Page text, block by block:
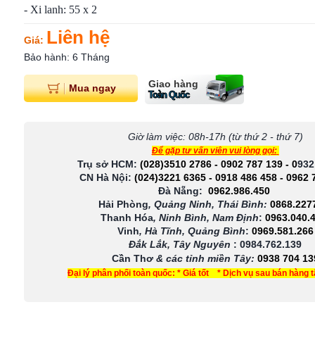
- Xi lanh: 55 x 2
Giá: Liên hệ
Bảo hành: 6 Tháng
Mua ngay Giao hàng
Toàn Quốc
Giờ làm việc: 08h-17h (từ thứ 2 - thứ 7)
Để gặp tư vấn viên vui lòng gọi:
Trụ sở HCM: (028)3510 2786 - 0902 787 139- 0
CN Hà Nội: (024)3221 6365 - 0918 486 458 - 0962
Đà Nẵng: 0962.986.450
Hải Phòng, Quảng Ninh, Thái Bình:
Thanh Hóa, Ninh Bình, Nam Định:
Vinh, Hà Tĩnh, Quảng Bình: 0969.581.266
Đắk Lắk, Tây Nguyên : 0984.762.139
Cần Thơ & các tỉnh miền Tây: 0938 704
Đại lý phân phối toàn quốc: * Giá tốt * Dịch vụ sau bán hàng